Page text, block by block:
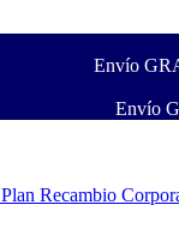
Envío
Envío
Plan Recambio